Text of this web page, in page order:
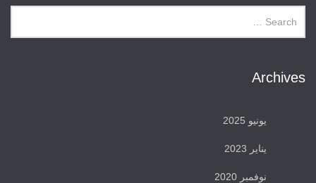
Archives
يونيو 2025
يناير 2023
نوفمبر 2020